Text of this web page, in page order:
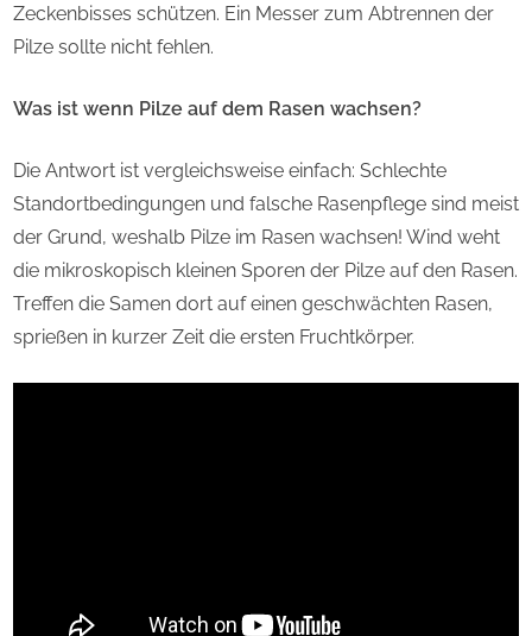
Zeckenbisses schützen. Ein Messer zum Abtrennen der
Pilze sollte nicht fehlen.
Was ist wenn Pilze auf dem Rasen wachsen?
Die Antwort ist vergleichsweise einfach: Schlechte
Standortbedingungen und falsche Rasenpflege sind meist
der Grund, weshalb Pilze im Rasen wachsen! Wind weht
die mikroskopisch kleinen Sporen der Pilze auf den Rasen.
Treffen die Samen dort auf einen geschwächten Rasen,
sprießen in kurzer Zeit die ersten Fruchtkörper.